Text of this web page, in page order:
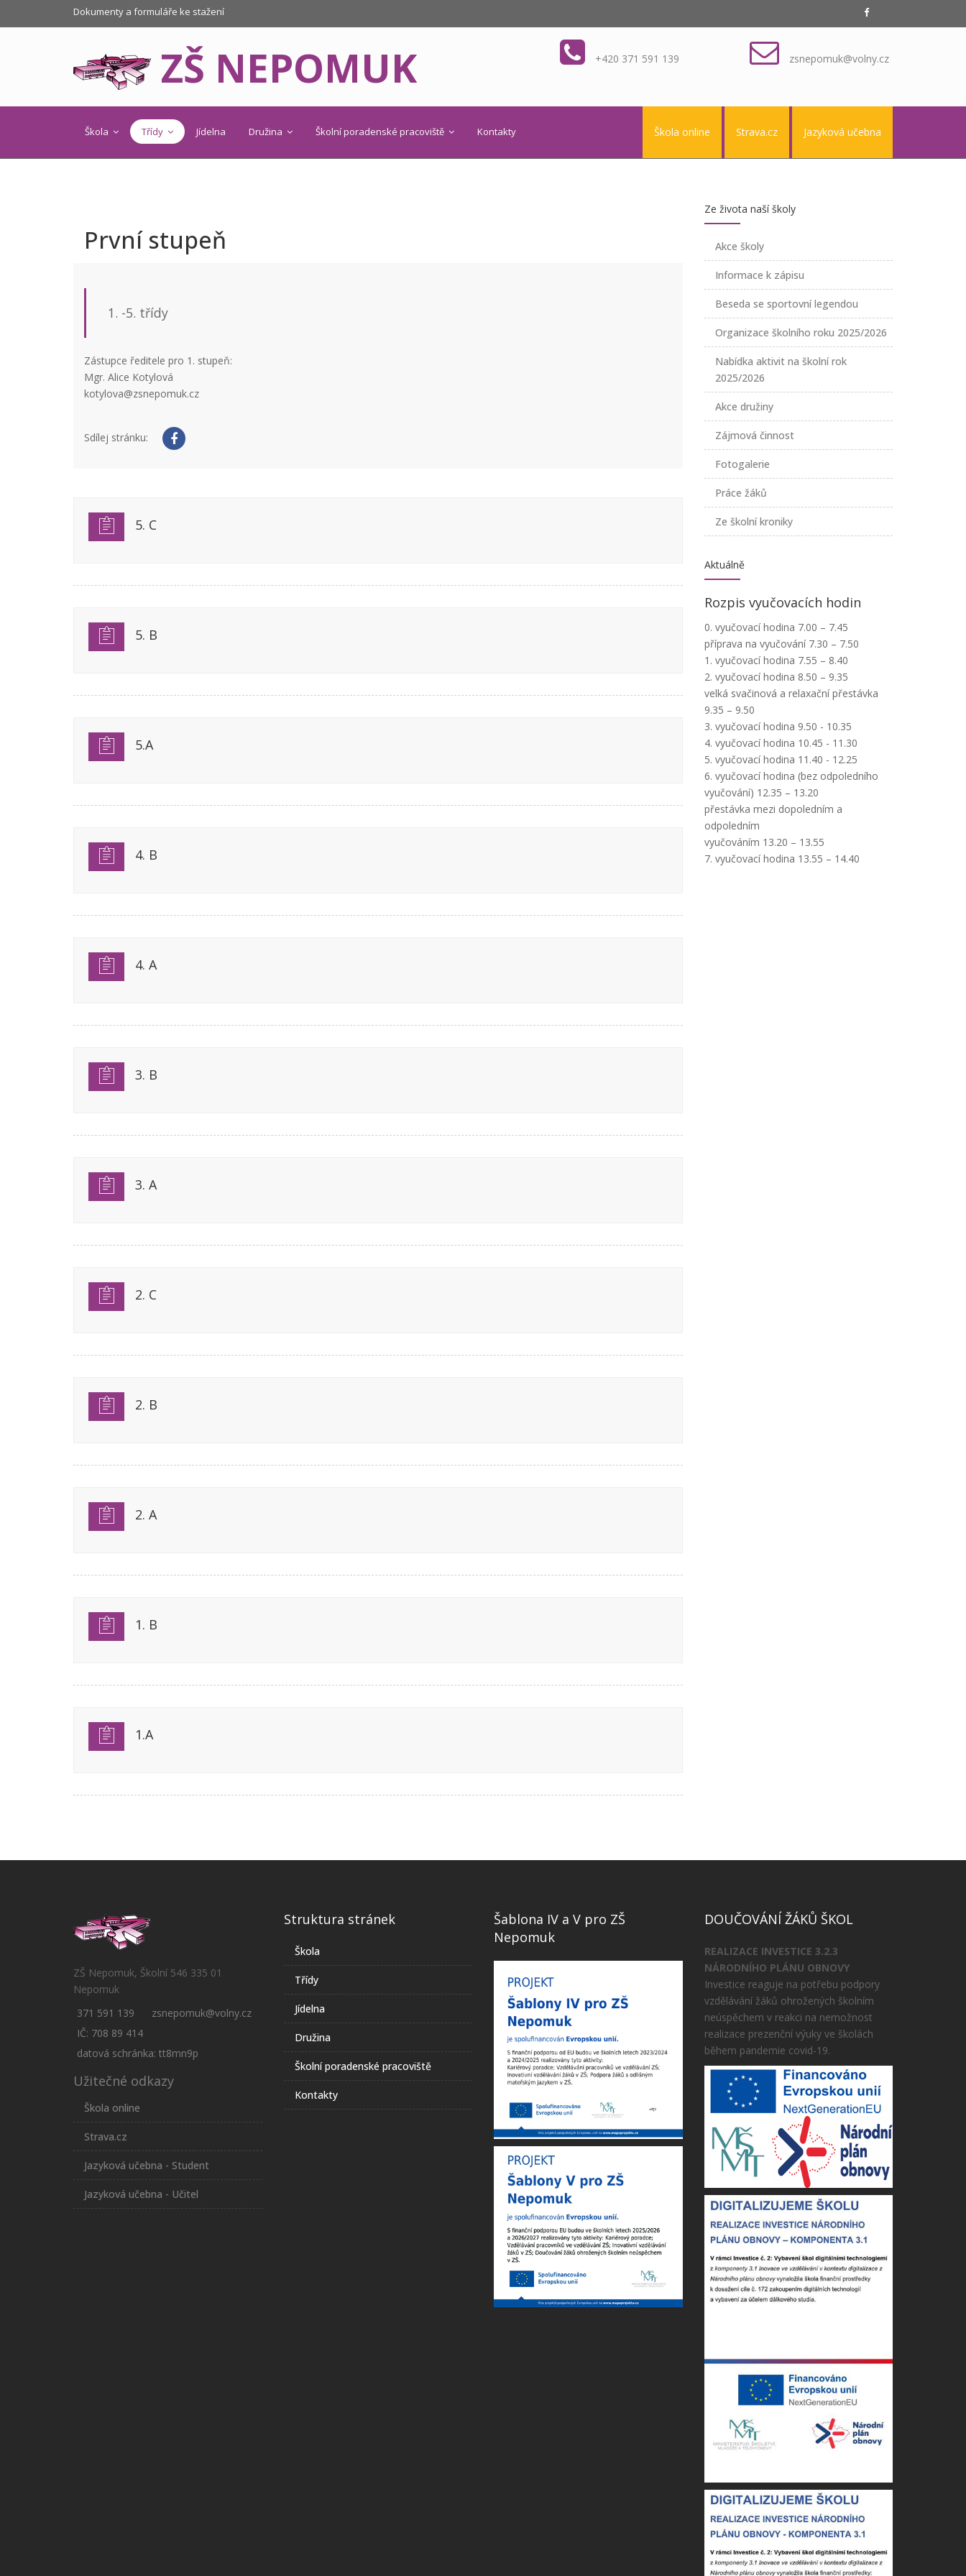
Dokumenty a formuláře ke stažení
ZŠ NEPOMUK +420 371 591 139 zsnepomuk@volny.cz
Škola Třídy Jídelna Družina Školní poradenské pracoviště Kontakty Škola online Strava.cz Jazyková učebna
První stupeň
1. -5. třídy
Zástupce ředitele pro 1. stupeň:
Mgr. Alice Kotylová
kotylova@zsnepomuk.cz
Sdílej stránku:
5. C
5. B
5.A
4. B
4. A
3. B
3. A
2. C
2. B
2. A
1. B
1.A
Ze života naší školy
Akce školy
Informace k zápisu
Beseda se sportovní legendou
Organizace školního roku 2025/2026
Nabídka aktivit na školní rok
2025/2026
Akce družiny
Zájmová činnost
Fotogalerie
Práce žáků
Ze školní kroniky
Aktuálně
Rozpis vyučovacích hodin
0. vyučovací hodina 7.00 – 7.45
příprava na vyučování 7.30 – 7.50
1. vyučovací hodina 7.55 – 8.40
2. vyučovací hodina 8.50 – 9.35
velká svačinová a relaxační přestávka
9.35 – 9.50
3. vyučovací hodina 9.50 - 10.35
4. vyučovací hodina 10.45 - 11.30
5. vyučovací hodina 11.40 - 12.25
6. vyučovací hodina (bez odpoledního
vyučování) 12.35 – 13.20
přestávka mezi dopoledním a
odpoledním
vyučováním 13.20 – 13.55
7. vyučovací hodina 13.55 – 14.40
ZŠ Nepomuk, Školní 546 335 01
Nepomuk
371 591 139
zsnepomuk@volny.cz
IČ: 708 89 414
datová schránka: tt8mn9p
Užitečné odkazy
Škola online
Strava.cz
Jazyková učebna - Student
Jazyková učebna - Učitel
Struktura stránek
Škola
Třídy
Jídelna
Družina
Školní poradenské pracoviště
Kontakty
Šablona IV a V pro ZŠ
Nepomuk
DOUČOVÁNÍ ŽÁKŮ ŠKOL
REALIZACE INVESTICE 3.2.3
NÁRODNÍHO PLÁNU OBNOVY
Investice reaguje na potřebu podpory
vzdělávání žáků ohrožených školním
neúspěchem v reakci na nemožnost
realizace prezenční výuky ve školách
během pandemie covid-19.